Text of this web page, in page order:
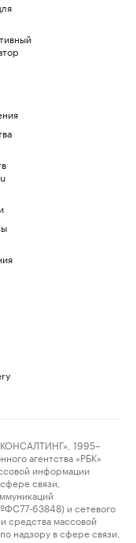
1995–
агентства «РБК»
информации
связи,
63848) и сетевого
средства массовой
надзору в сфере связи,